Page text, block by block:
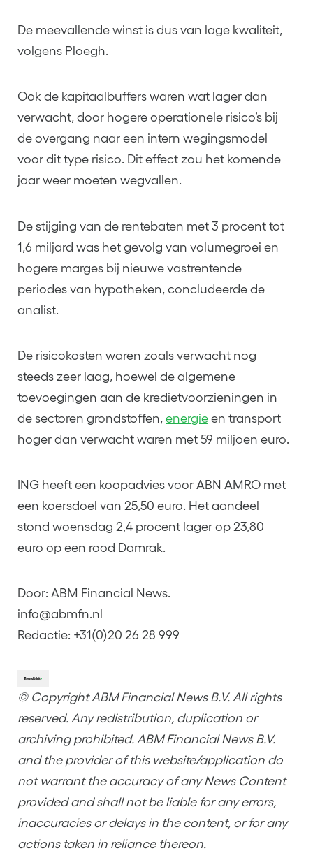
De meevallende winst is dus van lage kwaliteit,
volgens Ploegh.
Ook de kapitaalbuffers waren wat lager dan
verwacht, door hogere operationele risico’s bij
de overgang naar een intern wegingsmodel
voor dit type risico. Dit effect zou het komende
jaar weer moeten wegvallen.
De stijging van de rentebaten met 3 procent tot
1,6 miljard was het gevolg van volumegroei en
hogere marges bij nieuwe vastrentende
periodes van hypotheken, concludeerde de
analist.
De risicokosten waren zoals verwacht nog
steeds zeer laag, hoewel de algemene
toevoegingen aan de kredietvoorzieningen in
de sectoren grondstoffen, energie en transport
hoger dan verwacht waren met 59 miljoen euro.
ING heeft een koopadvies voor ABN AMRO met
een koersdoel van 25,50 euro. Het aandeel
stond woensdag 2,4 procent lager op 23,80
euro op een rood Damrak.
Door: ABM Financial News.
info@abmfn.nl
Redactie: +31(0)20 26 28 999
© Copyright ABM Financial News B.V. All rights
reserved. Any redistribution, duplication or
archiving prohibited. ABM Financial News B.V.
and the provider of this website/application do
not warrant the accuracy of any News Content
provided and shall not be liable for any errors,
inaccuracies or delays in the content, or for any
actions taken in reliance thereon.